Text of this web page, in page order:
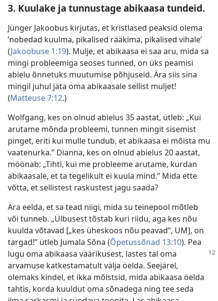
3. Kuulake ja tunnustage abikaasa tundeid.
Jünger Jakoobus kirjutas, et kristlased peaksid olema
’nobedad kuulma, pikalised rääkima, pikalised vihale’
(Jakoobuse 1:19). Mulje, et abikaasa ei saa aru, mida sa
mingi probleemiga seoses tunned, on üks peamisi
abielu õnnetuks muutumise põhjuseid. Ära siis sina
mingil juhul jäta oma abikaasale sellist muljet!
(Matteuse 7:12.)
Wolfgang, kes on olnud abielus 35 aastat, ütleb: „Kui
arutame mõnda probleemi, tunnen mingit sisemist
pinget, eriti kui mulle tundub, et abikaasa ei mõista mu
vaatenurka.” Dianna, kes on olnud abielus 20 aastat,
möönab: „Tihti, kui me probleeme arutame, kurdan
abikaasale, et ta tegelikult ei kuula mind.” Mida ette
võtta, et sellistest raskustest jagu saada?
Ära eelda, et sa tead niigi, mida su teinepool mõtleb
või tunneb. „Ülbusest tõstab kuri riidu, aga kes nõu
kuulda võtavad [„kes üheskoos nõu peavad”, UM], on
targad!” ütleb Jumala Sõna (Õpetussõnad 13:10). Pea
lugu oma abikaasa väärikusest, lastes tal oma
arvamuse katkestamatult välja öelda. Seejärel,
olemaks kindel, et ikka mõistsid, mida abikaasa öelda
tahtis, korda kuuldut oma sõnadega ning tee seda